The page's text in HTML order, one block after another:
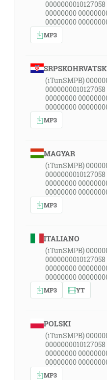
00000000
00000000
MP3
(iTunSMPB)
00000000
00000000
MP3
MAGYAR
(iTunSMPB)
00000000
00000000
MP3
ITALIANO
(iTunSMPB)
00000000
00000000
MP3 YT
POLSKI
(iTunSMPB)
00000000
00000000
MP3